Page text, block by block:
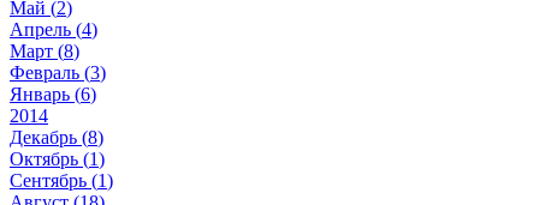
Май (2)
Апрель (4)
Март (8)
Февраль (3)
Январь (6)
2014
Декабрь (8)
Октябрь (1)
Сентябрь (1)